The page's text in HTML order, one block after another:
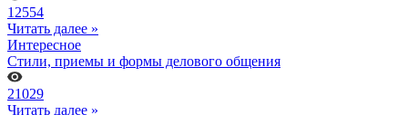
12554
Читать далее »
Интересное
Стили, приемы и формы делового общения
21029
Читать далее »